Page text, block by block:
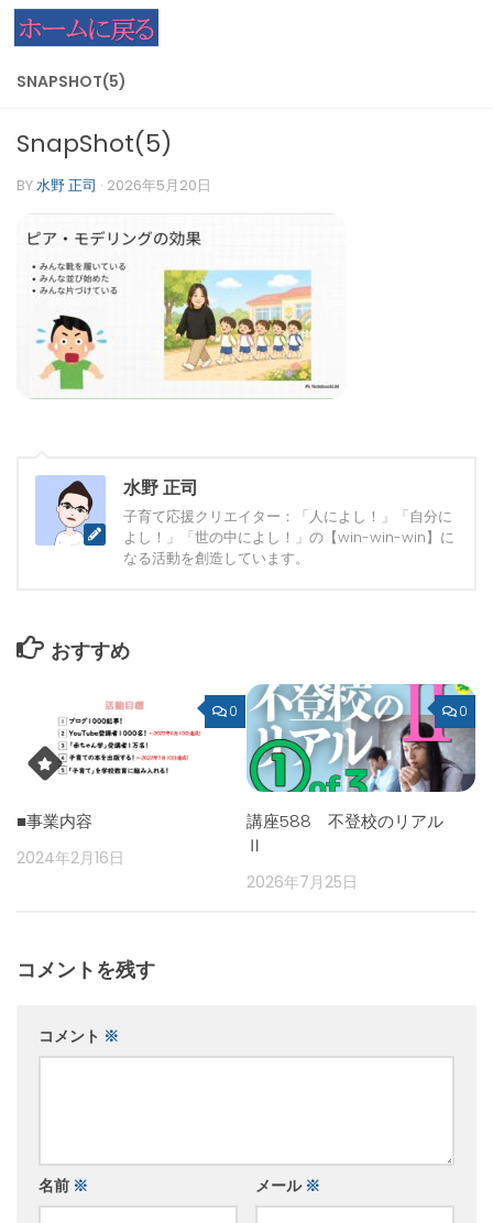
コンテンツへスキップ
SNAPSHOT(5)
SnapShot(5)
BY水野 正司 · 2026年5月20日
水野 正司
子育て応援クリエイター：「人によし！」「自分に
よし！」「世の中によし！」の【win-win-win】に
なる活動を創造しています。
おすすめ
0
■事業内容
2024年2月16日
0
講座588 不登校のリアル
Ⅱ
2026年7月25日
コメントを残す
コメント ※
名前 ※ メール ※